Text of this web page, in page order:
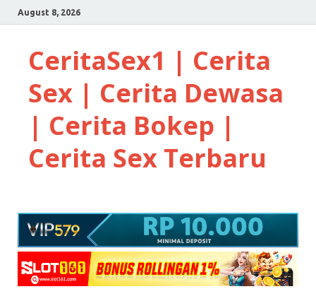
August 8, 2026
CeritaSex1 | Cerita
Sex | Cerita Dewasa
| Cerita Bokep |
Cerita Sex Terbaru